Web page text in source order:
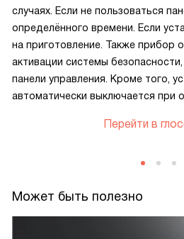
случаях. Если не пользоваться
определённого времени. Если
на приготовление. Также прибор
активации системы
панели управления. Кроме того,
автоматически выключается при
Перейти в
Может быть полезно